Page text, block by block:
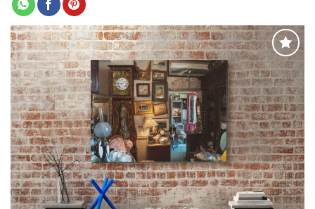
Adaugă
la
favorite